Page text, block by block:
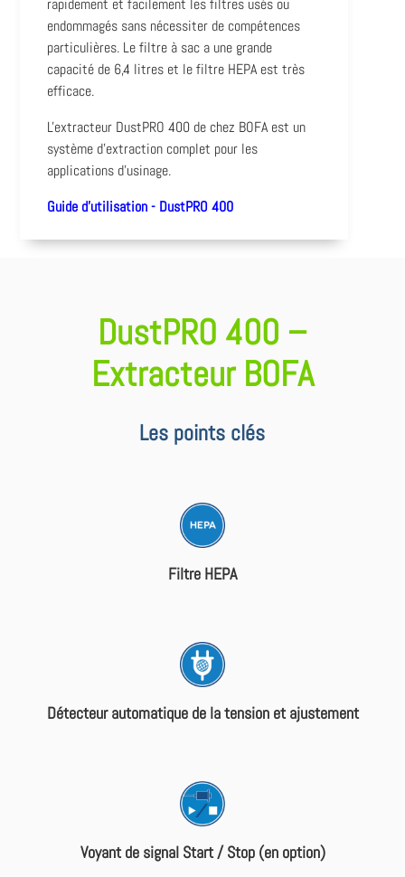
rapidement et facilement les filtres usés ou
endommagés sans nécessiter de compétences
particulières. Le filtre à sac a une grande
capacité de 6,4 litres et le filtre HEPA est très
efficace.
L'extracteur DustPRO 400 de chez BOFA est un
système d'extraction complet pour les
applications d'usinage.
Guide d'utilisation - DustPRO 400
DustPRO 400 –
Extracteur BOFA
Les points clés
Filtre HEPA
Détecteur automatique de la tension et ajustement
Voyant de signal Start / Stop (en option)